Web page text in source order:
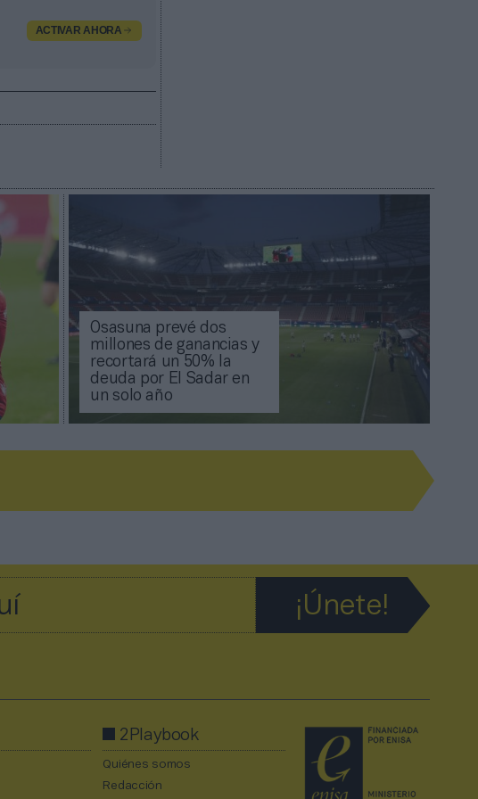
ACTIVAR AHORA
Osasuna prevé dos
millones de ganancias y
recortará un 50% la
deuda por El Sadar en
un solo año
2Playbook
Quiénes somos
Redacción